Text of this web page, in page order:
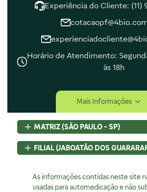
Experiência do Cliente: (11)
Horário de Atendimento:
às 18h
Central de Ajuda
Central de Atendimento
Envio e Entrega
Navegando e Comprando
Trocas e Devoluções
Fale Conosco
Encarregado de Privacidade
Mais Informações
MATRIZ (SÃO PAULO - SP)
Rua Pedroso Alvarenga, 58 Cj. 02
Itaim Bibi, São Paulo, SP
CNPJ:07.015.691/0001-46
Licença Sanitária Nº:
FILIAL (JABOATÃO DOS
54320-230 - Brasil
As informações contidas neste site
usadas para automedicação e não